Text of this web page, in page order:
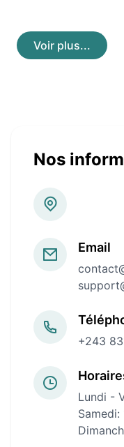
Voir plus...
Nos
Email
+243
Lundi -